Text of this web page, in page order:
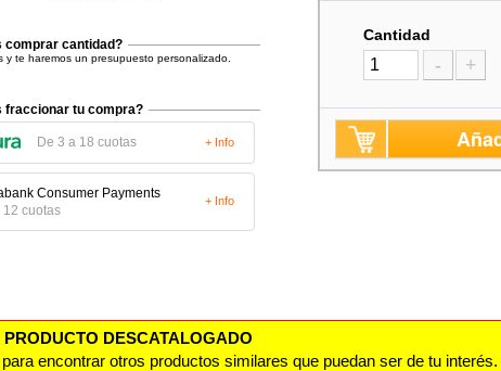
comprar cantidad?
y te haremos un presupuesto personalizado.
fraccionar tu compra?
De 3 a 18 cuotas + Info
12 cuotas
+ Info
Cantidad
- +
PRODUCTO DESCATALOGADO
para encontrar otros productos similares que puedan ser de tu interés.